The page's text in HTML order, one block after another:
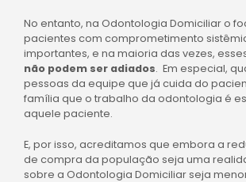
No entanto, na Odontologia Domiciliar o
pacientes com comprometimento
importantes, e na maioria das vezes,
não podem ser adiados. Em especial,
pessoas da equipe que já cuida do
família que o trabalho da odontologia é
aquele paciente.
E, por isso, acreditamos que embora a
de compra da população seja uma
sobre a Odontologia Domiciliar seja